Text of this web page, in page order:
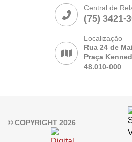
Central de
(75) 3421-
Localização
Rua 24 de
Praça
48.010-000
© COPYRIGHT 2026